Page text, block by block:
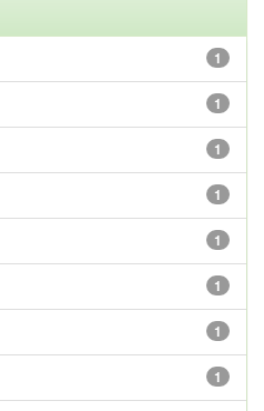
1
1
1
1
1
1
1
1